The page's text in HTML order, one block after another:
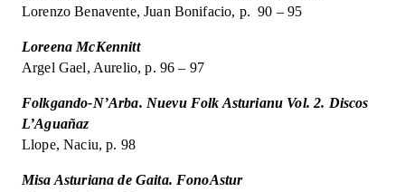
Lorenzo Benavente, Juan Bonifacio, p. 90 – 95
Loreena McKennitt
Argel Gael, Aurelio, p. 96 – 97
Folkgando-N’Arba. Nuevu Folk Asturianu Vol. 2. Discos
L’Aguañaz
Llope, Naciu, p. 98
Misa Asturiana de Gaita. FonoAstur